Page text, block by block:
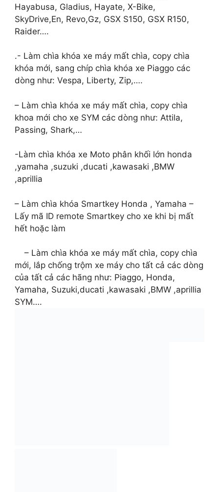
Hayabusa, Gladius, Hayate, X-Bike,
SkyDrive,En, Revo,Gz, GSX S150, GSX R150,
Raider….
.- Làm chìa khóa xe máy mất chìa, copy chìa
khóa mới, sang chíp chìa khóa xe Piaggo các
dòng như: Vespa, Liberty, Zip,….
– Làm chìa khóa xe máy mất chìa, copy chìa
khoa mới cho xe SYM các dòng như: Attila,
Passing, Shark,…
-Làm chìa khóa xe Moto phân khối lớn honda
,yamaha ,suzuki ,ducati ,kawasaki ,BMW
,aprillia
– Làm chìa khóa Smartkey Honda , Yamaha –
Lấy mã ID remote Smartkey cho xe khi bị mất
hết hoặc làm
– Làm chìa khóa xe máy mất chìa, copy chìa
mới, lắp chống trộm xe máy cho tất cả các dòng
của tất cả các hãng như: Piaggo, Honda,
Yamaha, Suzuki,ducati ,kawasaki ,BMW ,aprillia
SYM….